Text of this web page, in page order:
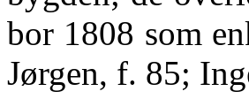
bor 1808 som
Jørgen, f. 85;